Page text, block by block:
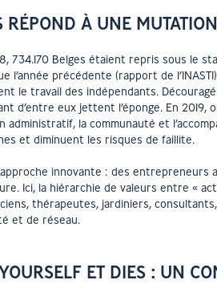
RÉPOND À UNE
734.170 Belges étaient repris sous le
l’année précédente (rapport de
le travail des indépendants.
d’entre eux jettent l’éponge. En 2019,
administratif, la communauté et
et diminuent les risques de faillite.
innovante : des entrepreneurs
Ici, la hiérarchie de valeurs entre «
thérapeutes, jardiniers,
et de réseau.
ET DIES : UN